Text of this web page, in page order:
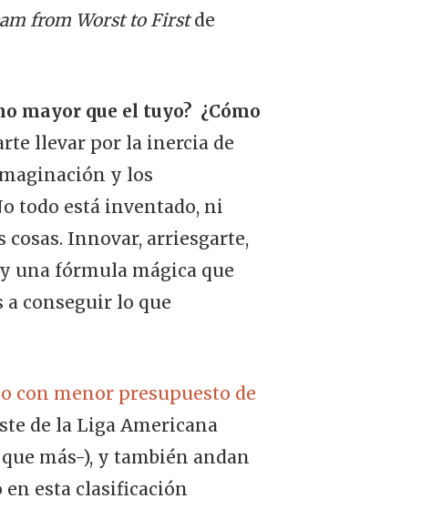
from Worst to Firstde
mayor que el tuyo? ¿Cómo
llevar por la inercia de
y los
todo está inventado, ni
Innovar, arriesgarte,
una fórmula mágica que
conseguir lo que
con menor presupuesto de
de la Liga Americana
más-), y también andan
en esta clasificación